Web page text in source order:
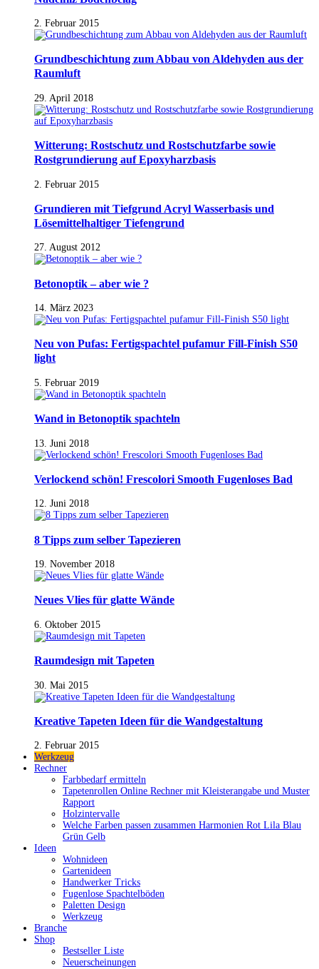
2. Februar 2015
Grundbeschichtung zum Abbau von Aldehyden aus der
Raumluft
29. April 2018
Witterung: Rostschutz und Rostschutzfarbe sowie
Rostgrundierung auf Epoxyharzbasis
2. Februar 2015
Grundieren mit Tiefgrund Acryl Wasserbasis und
Lösemittelhaltiger Tiefengrund
27. August 2012
Betonoptik – aber wie ?
14. März 2023
Neu von Pufas: Fertigspachtel pufamur Fill-Finish S50
light
5. Februar 2019
Wand in Betonoptik spachteln
13. Juni 2018
Verlockend schön! Frescolori Smooth Fugenloses Bad
12. Juni 2018
8 Tipps zum selber Tapezieren
19. November 2018
Neues Vlies für glatte Wände
6. Oktober 2015
Raumdesign mit Tapeten
30. Mai 2015
Kreative Tapeten Ideen für die Wandgestaltung
2. Februar 2015
Werkzeug
Rechner
Farbbedarf ermitteln
Tapetenrollen Online Rechner mit Kleisterangabe und Muster
Rapport
Holzintervalle
Welche Farben passen zusammen Harmonien Rot Lila Blau
Grün Gelb
Ideen
Wohnideen
Gartenideen
Handwerker Tricks
Fugenlose Spachtelböden
Paletten Design
Werkzeug
Branche
Shop
Bestseller Liste
Neuerscheinungen